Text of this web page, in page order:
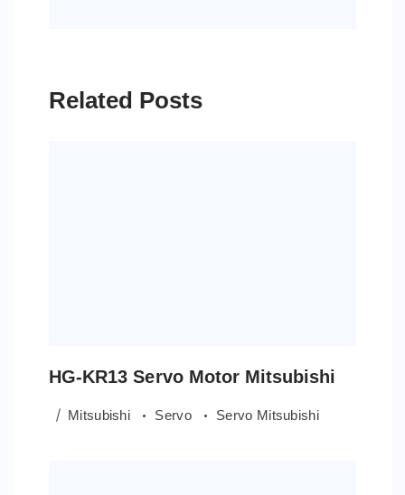
Related Posts
HG-KR13 Servo Motor Mitsubishi
Mitsubishi Servo Servo Mitsubishi